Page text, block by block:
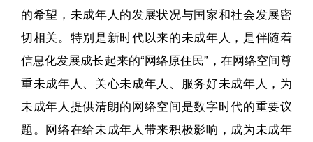
的希望，未成年人的发展状况与国家和社会发展密
切相关。特别是新时代以来的未成年人，是伴随着
信息化发展成长起来的“网络原住民”，在网络空间尊
重未成年人、关心未成年人、服务好未成年人，为
未成年人提供清朗的网络空间是数字时代的重要议
题。网络在给未成年人带来积极影响，成为未成年